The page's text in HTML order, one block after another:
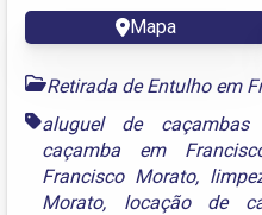
Mapa
Retirada de Entulho em
aluguel de
caçamba em
Francisco Morato,
Morato, locação de